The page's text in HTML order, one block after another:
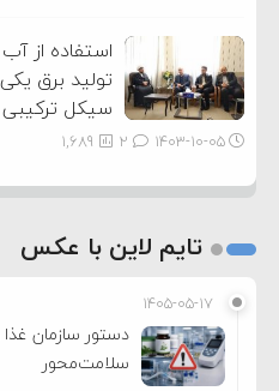
استفاده از
تولید برق
سیکل ترکیبی
۱۴۰۳-۱۰-۰۵ 1,689
تایم لاین با عکس
۱۴۰۵-۰۵-۱۷
سلامت‌محور